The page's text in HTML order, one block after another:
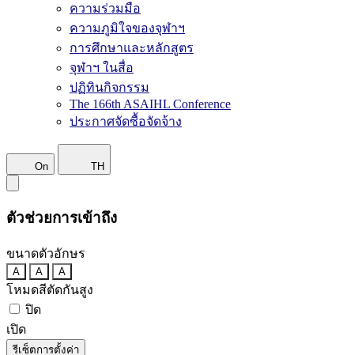
ความร่วมมือ
ความภูมิใจของจุฬาฯ
การศึกษาและหลักสูตร
จุฬาฯ ในสื่อ
ปฏิทินกิจกรรม
The 166th ASAIHL Conference
ประกาศจัดซื้อจัดจ้าง
On TH
ตัวช่วยการเข้าถึง
ขนาดตัวอักษร
A A A
โหมดสีตัดกันสูง
ปิด
เปิด
รีเซ็ตการตั้งค่า